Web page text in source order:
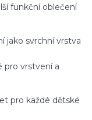
funkční oblečení
jako svrchní vrstva
pro vrstvení a
pro každé dětské